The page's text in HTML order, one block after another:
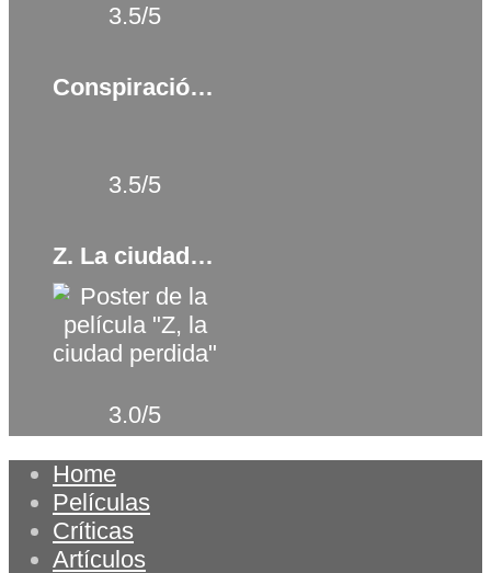
3.5/5
Conspiración en El Cairo (2022)
3.5/5
Z. La ciudad perdida (2016)
3.0/5
Home
Películas
Críticas
Artículos